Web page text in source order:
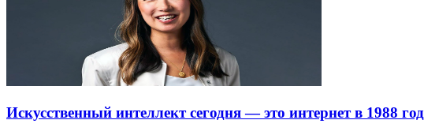
Искусственный интеллект сегодня — это интернет в 1988